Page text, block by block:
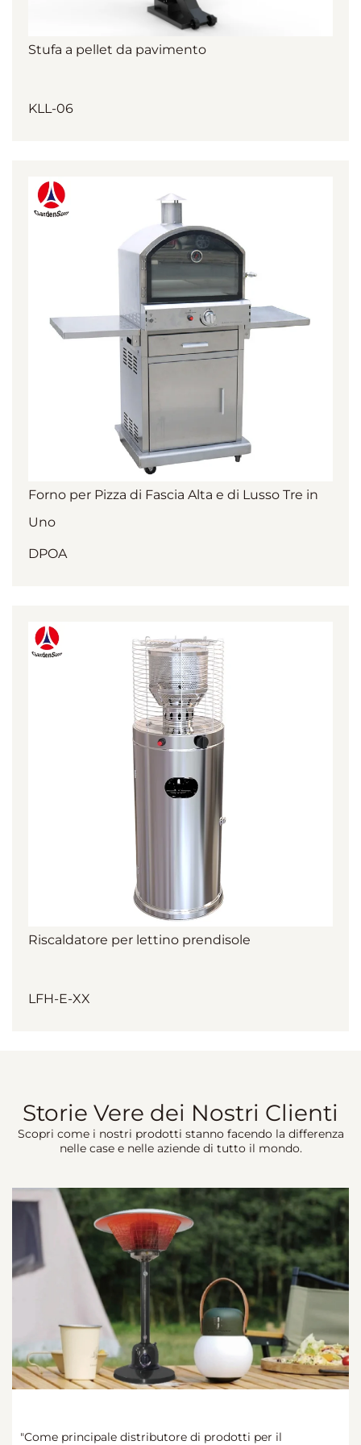
Stufa a pellet da pavimento
KLL-06
Forno per Pizza di Fascia Alta e di Lusso Tre in
Uno
DPOA
Riscaldatore per lettino prendisole
LFH-E-XX
Storie Vere dei Nostri Clienti
Scopri come i nostri prodotti stanno facendo la differenza
nelle case e nelle aziende di tutto il mondo.
“La nostra azienda si concentra su vendite di e-
“Stiamo acquistando riscaldatori per esterni da
"Come principale distributore di prodotti per il
“Abbiamo incontrato il team Gardensun in una fiera
“La nostra azienda si concentra su vendite di e-
“Stiamo acquistando riscaldatori per esterni da